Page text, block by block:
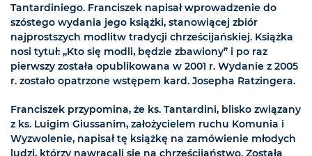
Tantardiniego. Franciszek napisał wprowadzenie do
szóstego wydania jego książki, stanowiącej zbiór
najprostszych modlitw tradycji chrześcijańskiej. Książka
nosi tytuł: „Kto się modli, będzie zbawiony” i po raz
pierwszy została opublikowana w 2001 r. Wydanie z 2005
r. zostało opatrzone wstępem kard. Josepha Ratzingera.
Franciszek przypomina, że ks. Tantardini, blisko związany
z ks. Luigim Giussanim, założycielem ruchu Komunia i
Wyzwolenie, napisał tę książkę na zamówienie młodych
ludzi, którzy nawracali się na chrześcijaństwo. Została